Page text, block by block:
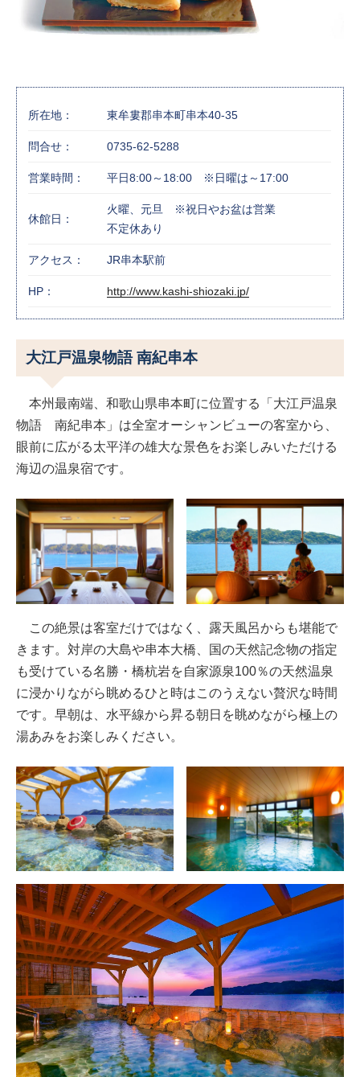
所在地： 東牟婁郡串本町串本40-35
問合せ： 0735-62-5288
営業時間： 平日8:00～18:00 ※日曜は～17:00
休館日：
火曜、元旦 ※祝日やお盆は営業
不定休あり
アクセス： JR串本駅前
HP： http://www.kashi-shiozaki.jp/
大江戸温泉物語 南紀串本
本州最南端、和歌山県串本町に位置する「大江戸温泉
物語 南紀串本」は全室オーシャンビューの客室から、
眼前に広がる太平洋の雄大な景色をお楽しみいただける
海辺の温泉宿です。
この絶景は客室だけではなく、露天風呂からも堪能で
きます。対岸の大島や串本大橋、国の天然記念物の指定
も受けている名勝・橋杭岩を自家源泉100％の天然温泉
に浸かりながら眺めるひと時はこのうえない贅沢な時間
です。早朝は、水平線から昇る朝日を眺めながら極上の
湯あみをお楽しみください。